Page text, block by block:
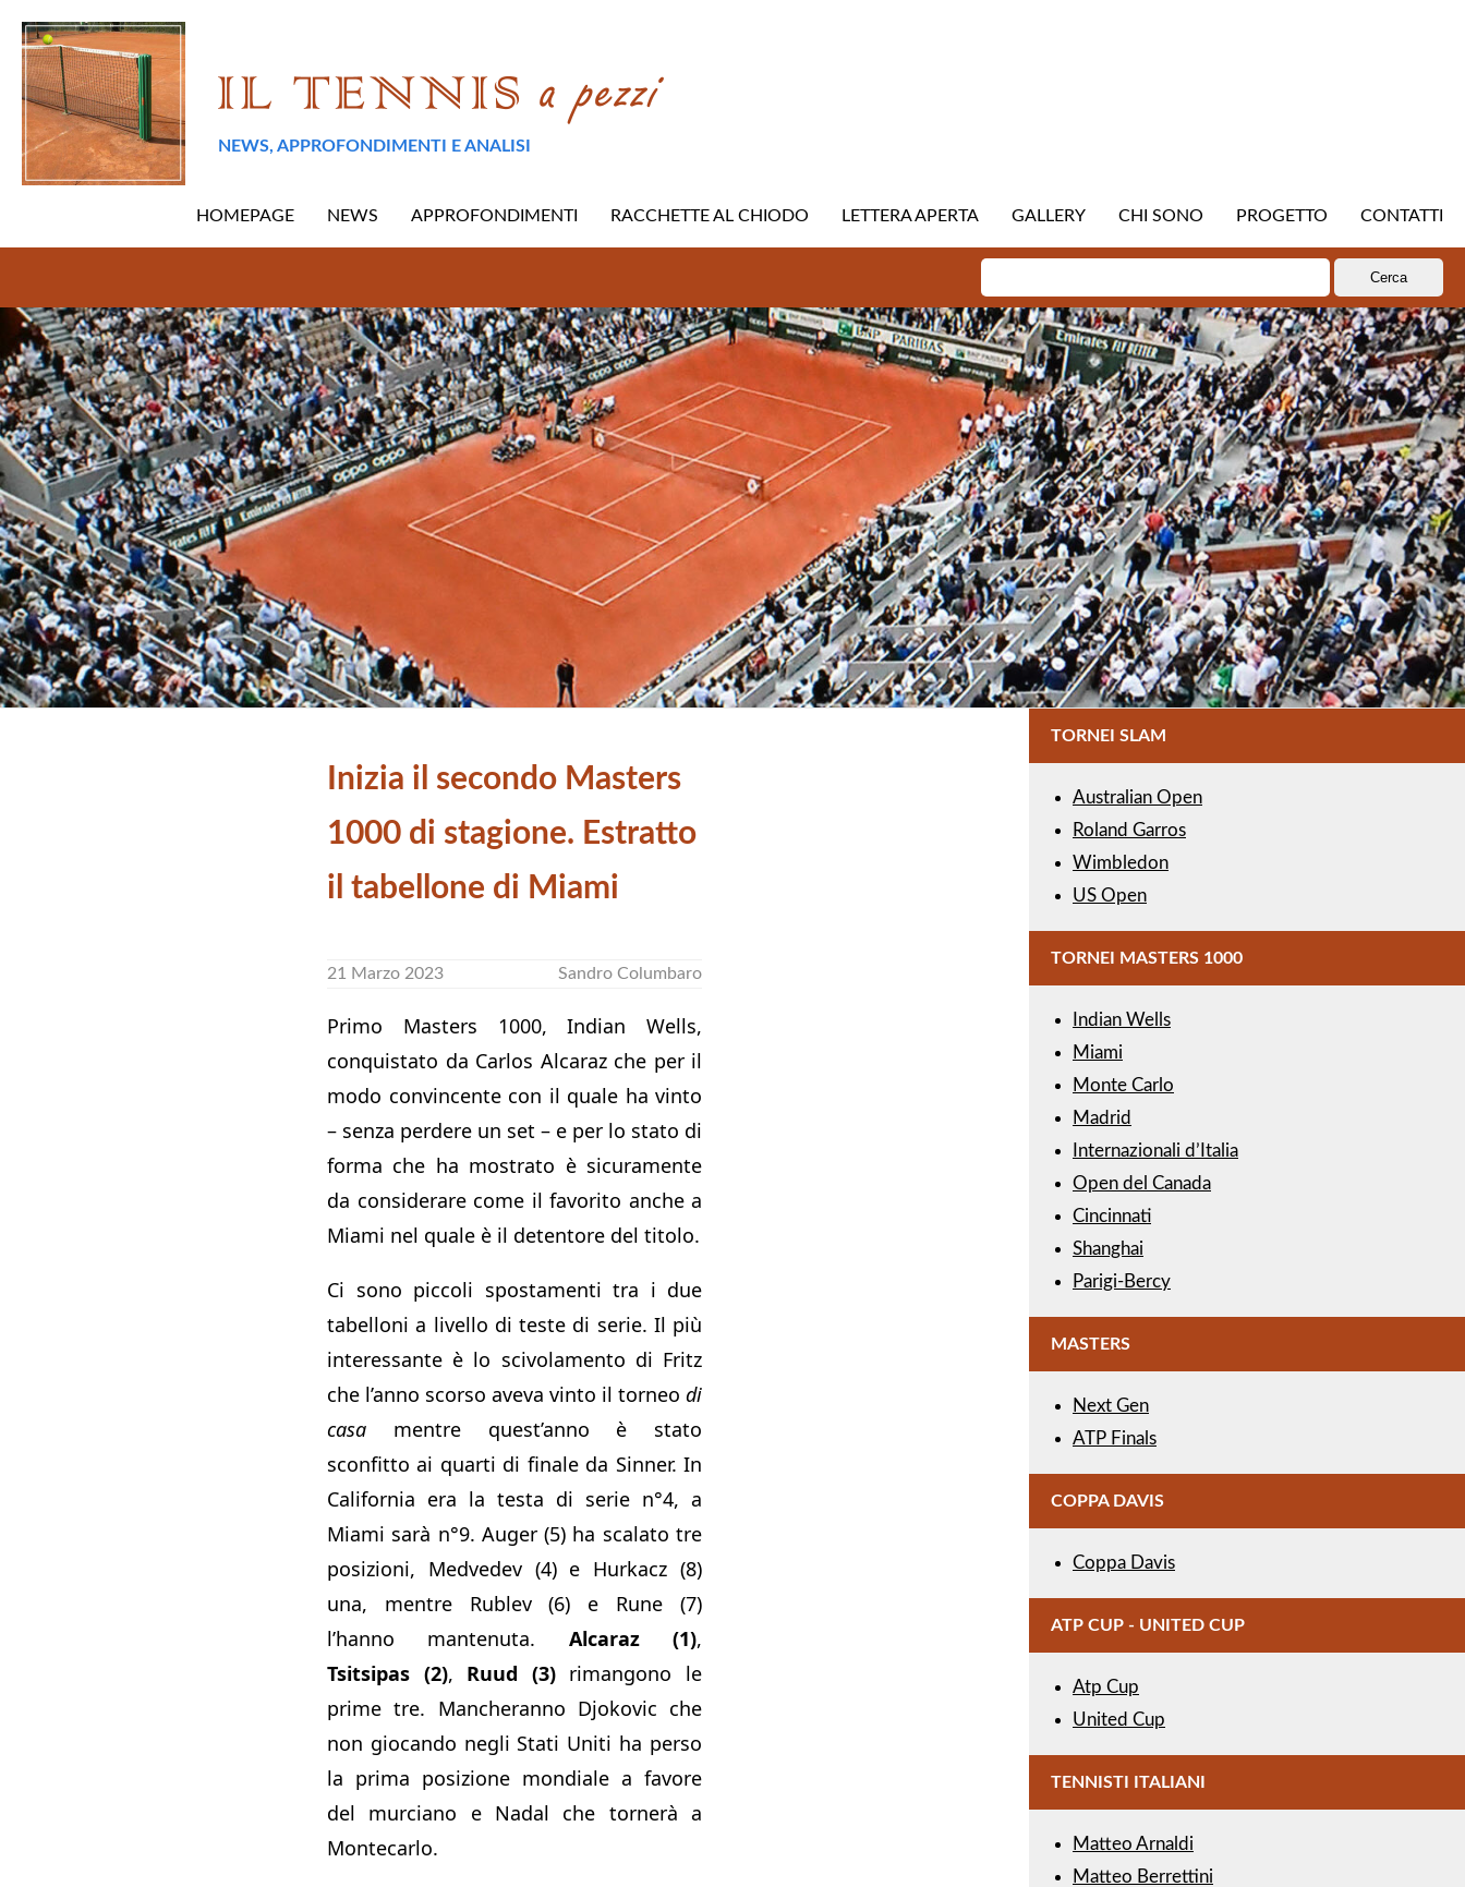
NEWS, APPROFONDIMENTI E ANALISI
HOMEPAGE NEWS APPROFONDIMENTI RACCHETTE AL CHIODO LETTERA APERTA GALLERY CHI SONO PROGETTO CONTATTI
per:
Inizia il secondo Masters
1000 di stagione. Estratto
il tabellone di Miami
21 Marzo 2023 Sandro Columbaro
Primo Masters 1000, Indian Wells,
conquistato da Carlos Alcaraz che per il
modo convincente con il quale ha vinto
– senza perdere un set – e per lo stato di
forma che ha mostrato è sicuramente
da considerare come il favorito anche a
Miami nel quale è il detentore del titolo.
Ci sono piccoli spostamenti tra i due
tabelloni a livello di teste di serie. Il più
interessante è lo scivolamento di Fritz
che l’anno scorso aveva vinto il torneo di
casa mentre quest’anno è stato
sconfitto ai quarti di finale da Sinner. In
California era la testa di serie n°4, a
Miami sarà n°9. Auger (5) ha scalato tre
posizioni, Medvedev (4) e Hurkacz (8)
una, mentre Rublev (6) e Rune (7)
l’hanno mantenuta. Alcaraz (1),
Tsitsipas (2), Ruud (3)rimangono le
prime tre. Mancheranno Djokovic che
non giocando negli Stati Uniti ha perso
la prima posizione mondiale a favore
del murciano e Nadal che tornerà a
Montecarlo.
TORNEI SLAM
Australian Open
Roland Garros
Wimbledon
US Open
TORNEI MASTERS 1000
Indian Wells
Miami
Monte Carlo
Madrid
Internazionali d’Italia
Open del Canada
Cincinnati
Shanghai
Parigi-Bercy
MASTERS
Next Gen
ATP Finals
COPPA DAVIS
Coppa Davis
ATP CUP - UNITED CUP
Atp Cup
United Cup
TENNISTI ITALIANI
Matteo Arnaldi
Matteo Berrettini